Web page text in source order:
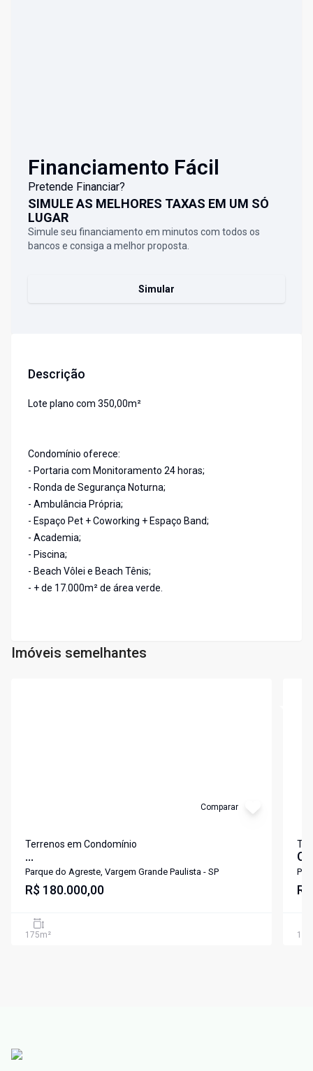
Financiamento Fácil
Pretende Financiar?
SIMULE AS MELHORES TAXAS EM UM SÓ
LUGAR
Simule seu financiamento em minutos com todos os
bancos e consiga a melhor proposta.
Simular
Descrição
Lote plano com 350,00m²
Condomínio oferece:
- Portaria com Monitoramento 24 horas;
- Ronda de Segurança Noturna;
- Ambulância Própria;
- Espaço Pet + Coworking + Espaço Band;
- Academia;
- Piscina;
- Beach Vôlei e Beach Tênis;
- + de 17.000m² de área verde.
Imóveis semelhantes
Comparar
Terrenos em Condomínio
...
Parque do Agreste, Vargem Grande Paulista - SP
R$ 180.000,00
175m² 175